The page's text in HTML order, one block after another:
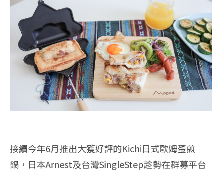
接續今年6月推出大獲好評的Kichi日式歐姆蛋煎
鍋，日本Arnest及台灣SingleStep趁勢在群募平台